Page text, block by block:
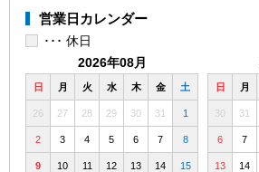
営業日カレンダー
･･･ 休日
2026年08月
日 月 火 水 木 金 土
26 27 28 29 30 31 1
2 3 4 5 6 7 8
9 10 11 12 13 14 15
日 月
30 31
6 7
13 14